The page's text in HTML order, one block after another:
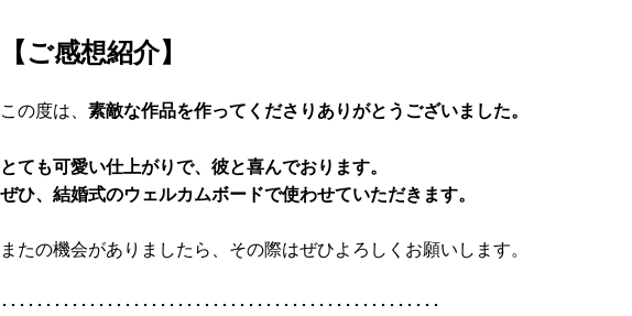
【ご感想紹介】
この度は、 素敵な作品を作ってくださりありがとうございました。
とても可愛い仕上がりで、彼と喜んでおります。
ぜひ、結婚式のウェルカムボードで使わせていただきます。
またの機会がありましたら、その際はぜひよろしくお願いします。
･･････････････････････････････････････････････････